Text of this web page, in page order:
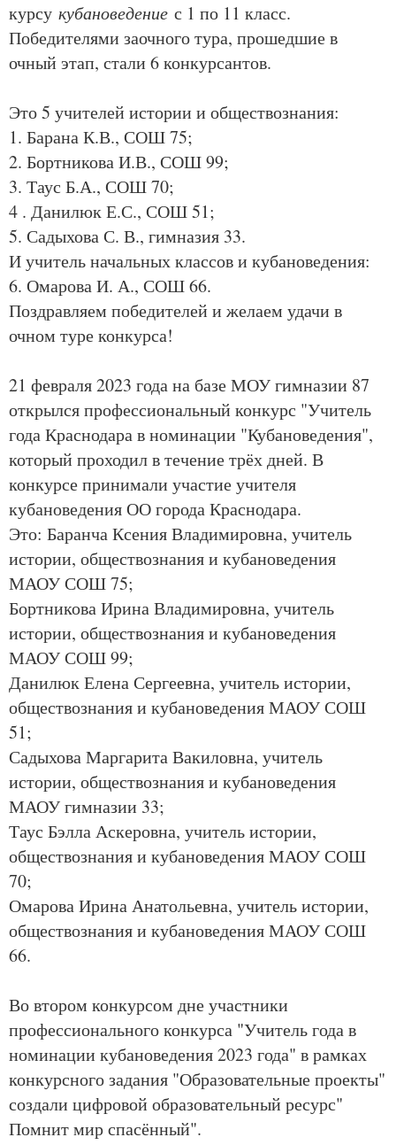
курсу кубановедение с 1 по 11 класс.
Победителями заочного тура, прошедшие в
очный этап, стали 6 конкурсантов.
Это 5 учителей истории и обществознания:
1. Барана К.В., СОШ 75;
2. Бортникова И.В., СОШ 99;
3. Таус Б.А., СОШ 70;
4 . Данилюк Е.С., СОШ 51;
5. Садыхова С. В., гимназия 33.
И учитель начальных классов и кубановедения:
6. Омарова И. А., СОШ 66.
Поздравляем победителей и желаем удачи в
очном туре конкурса!
21 февраля 2023 года на базе МОУ гимназии 87
открылся профессиональный конкурс "Учитель
года Краснодара в номинации "Кубановедения",
который проходил в течение трёх дней. В
конкурсе принимали участие учителя
кубановедения ОО города Краснодара.
Это: Баранча Ксения Владимировна, учитель
истории, обществознания и кубановедения
МАОУ СОШ 75;
Бортникова Ирина Владимировна, учитель
истории, обществознания и кубановедения
МАОУ СОШ 99;
Данилюк Елена Сергеевна, учитель истории,
обществознания и кубановедения МАОУ СОШ
51;
Садыхова Маргарита Вакиловна, учитель
истории, обществознания и кубановедения
МАОУ гимназии 33;
Таус Бэлла Аскеровна, учитель истории,
обществознания и кубановедения МАОУ СОШ
70;
Омарова Ирина Анатольевна, учитель истории,
обществознания и кубановедения МАОУ СОШ
66.
Во втором конкурсом дне участники
профессионального конкурса "Учитель года в
номинации кубановедения 2023 года" в рамках
конкурсного задания "Образовательные проекты"
создали цифровой образовательный ресурс"
Помнит мир спасённый".